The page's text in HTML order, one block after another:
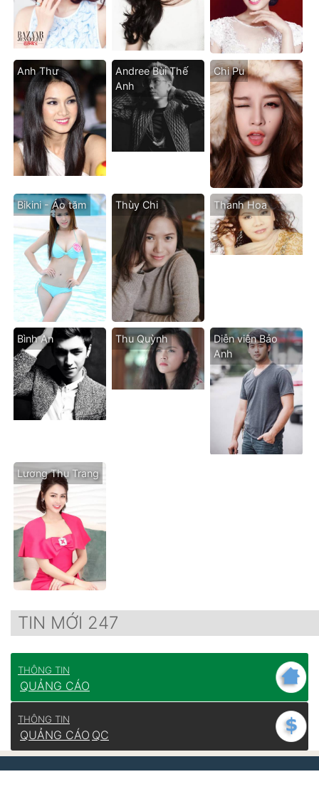
Anh Thư
Andree Bùi Thế
Anh
Chi Pu
Bikini - Áo tăm Thùy Chi Thanh Hoa
Bình An Thu Quỳnh
Diễn viên Bảo
Anh
Lương Thu Trang
TIN MỚI 247
THÔNG TIN
QUẢNG CÁO
THÔNG TIN
QUẢNG CÁO QC